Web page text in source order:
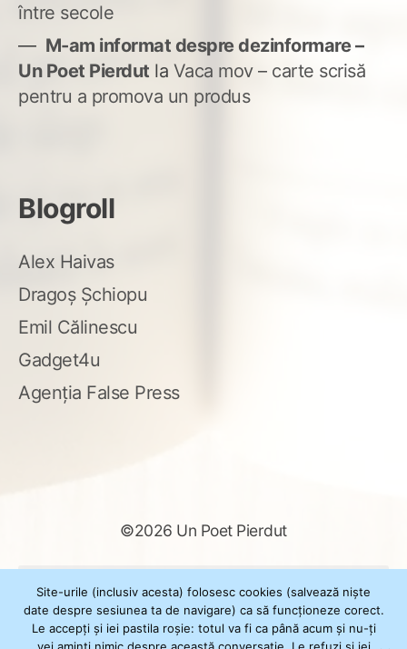
între secole
M-am informat despre dezinformare –
Un Poet Pierdut la Vaca mov – carte scrisă
pentru a promova un produs
Blogroll
Alex Haivas
Dragoș Șchiopu
Emil Călinescu
Gadget4u
Agenția False Press
©2026 Un Poet Pierdut
după:
Site-urile (inclusiv acesta) folosesc cookies (salvează niște
date despre sesiunea ta de navigare) ca să funcționeze corect.
Le accepți și iei pastila roșie: totul va fi ca până acum și nu-ți